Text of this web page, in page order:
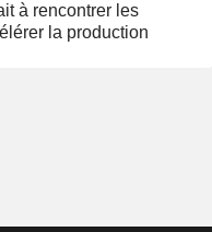
à rencontrer les
la production